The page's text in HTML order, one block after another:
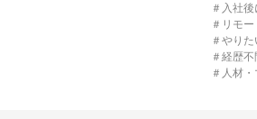
＃入社
＃リモ
＃やり
＃経歴
＃人材